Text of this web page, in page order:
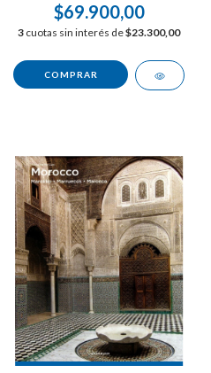
$69.900,00
3 cuotas sin interés de$23.300,00